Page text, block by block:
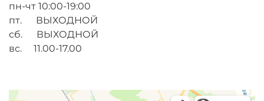
пн-чт 10:00-19:00
пт. ВЫХОДНОЙ
сб. ВЫХОДНОЙ
вс. 11.00-17.00